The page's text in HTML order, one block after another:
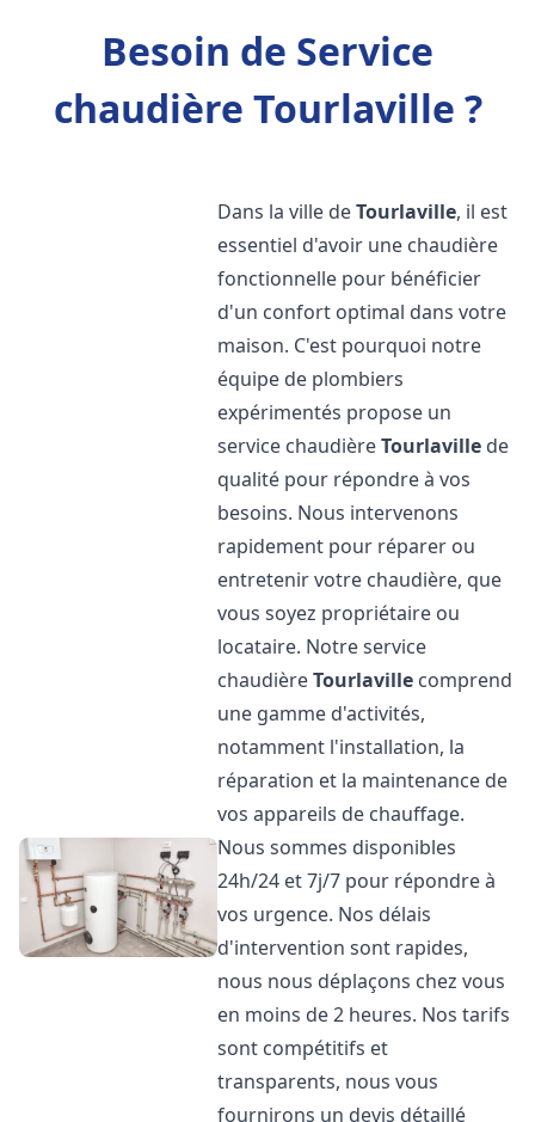
Besoin de Service
chaudière Tourlaville ?
Dans la ville deTourlaville, il est
essentiel d'avoir une chaudière
fonctionnelle pour bénéficier
d'un confort optimal dans votre
maison. C'est pourquoi notre
équipe de plombiers
expérimentés propose un
service chaudièreTourlaville de
qualité pour répondre à vos
besoins. Nous intervenons
rapidement pour réparer ou
entretenir votre chaudière, que
vous soyez propriétaire ou
locataire. Notre service
chaudièreTourlaville comprend
une gamme d'activités,
notamment l'installation, la
réparation et la maintenance de
vos appareils de chauffage.
Nous sommes disponibles
24h/24 et 7j/7 pour répondre à
vos urgence. Nos délais
d'intervention sont rapides,
nous nous déplaçons chez vous
en moins de 2 heures. Nos tarifs
sont compétitifs et
transparents, nous vous
fournirons un devis détaillé